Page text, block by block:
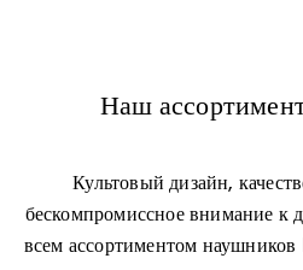
Наш
Культовый дизайн,
бескомпромиссное внимание к
всем ассортиментом